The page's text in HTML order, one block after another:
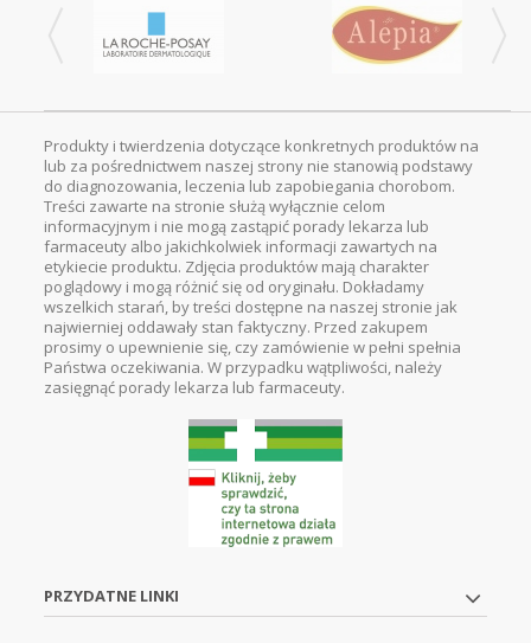
Produkty i twierdzenia dotyczące konkretnych produktów na
lub za pośrednictwem naszej strony nie stanowią podstawy
do diagnozowania, leczenia lub zapobiegania chorobom.
Treści zawarte na stronie służą wyłącznie celom
informacyjnym i nie mogą zastąpić porady lekarza lub
farmaceuty albo jakichkolwiek informacji zawartych na
etykiecie produktu. Zdjęcia produktów mają charakter
poglądowy i mogą różnić się od oryginału. Dokładamy
wszelkich starań, by treści dostępne na naszej stronie jak
najwierniej oddawały stan faktyczny. Przed zakupem
prosimy o upewnienie się, czy zamówienie w pełni spełnia
Państwa oczekiwania. W przypadku wątpliwości, należy
zasięgnąć porady lekarza lub farmaceuty.
PRZYDATNE LINKI